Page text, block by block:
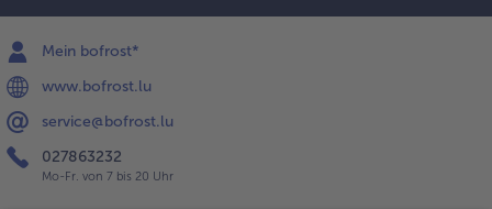
Mein bofrost*
www.bofrost.lu
service@bofrost.lu
027863232
Mo-Fr. von 7 bis 20 Uhr